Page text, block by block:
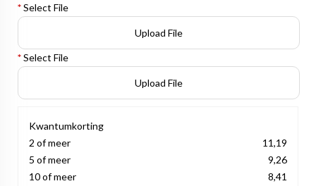
*Select File
Upload File
*Select File
Upload File
Kwantumkorting
2 of meer
11,19
5 of meer
9,26
10 of meer
8,41